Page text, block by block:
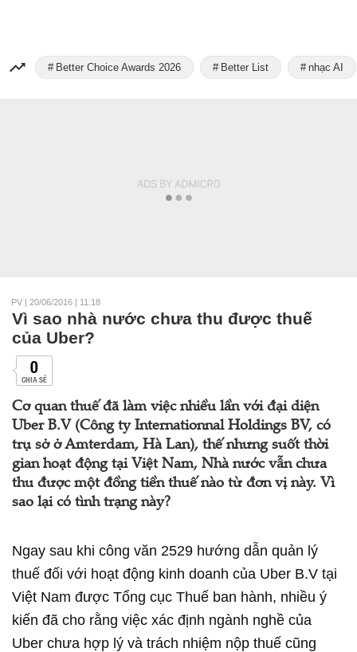
Better Choice Awards 2026 Better List nhạc AI
PV | 20/06/2016 | 11:18
Vì sao nhà nước chưa thu được thuế
của Uber?
0
CHIA SẺ
Cơ quan thuế đã làm việc nhiều lần với đại diện
Uber B.V (Công ty Internationnal Holdings BV, có
trụ sở ở Amterdam, Hà Lan), thế nhưng suốt thời
gian hoạt động tại Việt Nam, Nhà nước vẫn chưa
thu được một đồng tiền thuế nào từ đơn vị này. Vì
sao lại có tình trạng này?
Ngay sau khi công văn 2529 hướng dẫn quản lý
thuế đối với hoạt động kinh doanh của Uber B.V tại
Việt Nam được Tổng cục Thuế ban hành, nhiều ý
kiến đã cho rằng việc xác định ngành nghề của
Uber chưa hợp lý và trách nhiệm nộp thuế cũng